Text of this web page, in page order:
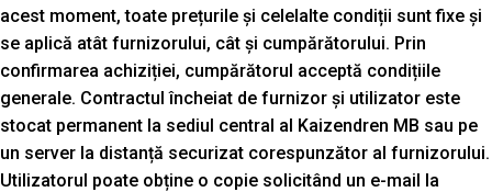
acest moment, toate prețurile și celelalte condiții sunt fixe și
se aplică atât furnizorului, cât și cumpărătorului. Prin
confirmarea achiziției, cumpărătorul acceptă condițiile
generale. Contractul încheiat de furnizor și utilizator este
stocat permanent la sediul central al Kaizendren MB sau pe
un server la distanță securizat corespunzător al furnizorului.
Utilizatorul poate obține o copie solicitând un e-mail la